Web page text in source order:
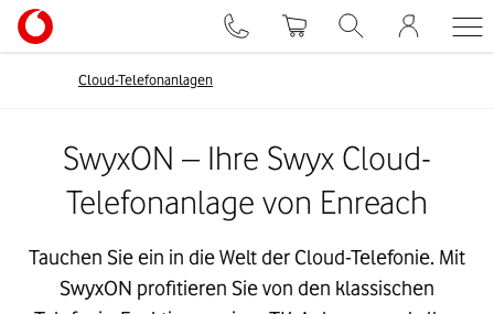
Cloud-Telefonanlagen
SwyxON – Ihre Swyx Cloud-
Telefonanlage von Enreach
Tauchen Sie ein in die Welt der Cloud-Telefonie. Mit
SwyxON profitieren Sie von den klassischen